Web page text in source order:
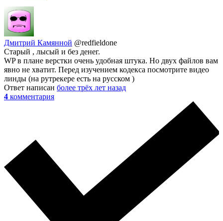
Дмитрий Камянной @redfieldone
Старый , лысый и без денег.
WP в плане верстки очень удобная штука. Но двух файлов вам
явно не хватит. Перед изучением кодекса посмотрите видео
линды (на рутрекере есть на русском )
Ответ написан более трёх лет назад
4 комментария